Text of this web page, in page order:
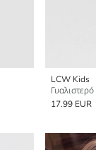
LCW Kids
17.99 EUR